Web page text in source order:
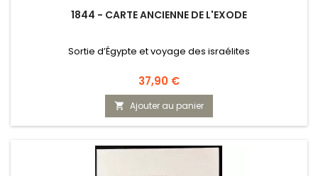
1844 - CARTE ANCIENNE DE L'EXODE
Sortie d’Égypte et voyage des israélites
Prix
37,90 €
 Ajouter au panier